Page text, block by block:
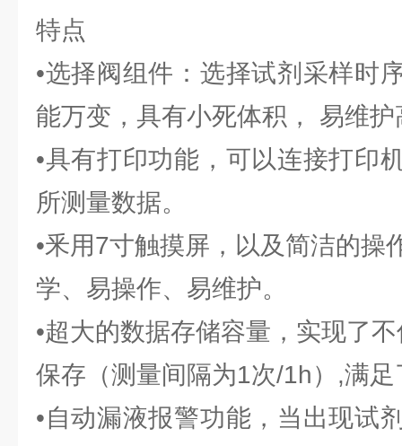
特点
•选择阀组件：选择试剂采样时
能万变，具有小死体积， 易维
•具有打印功能，可以连接打印
所测量数据。
•釆用7寸触摸屏，以及简洁的操
学、易操作、易维护。
•超大的数据存储容量，实现了
保存（测量间隔为1次/1h）,满
•自动漏液报警功能，当出现试